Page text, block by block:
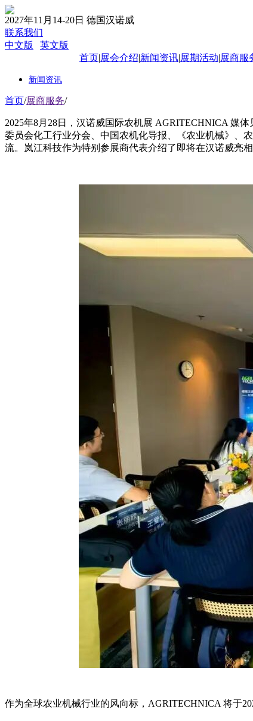
2027年11月14-20日 德国汉诺威
联系我们
中文版
英文版
首页|展会介绍|新闻资讯|展期活动|展商服
新闻资讯
首页/展商服务/
2025年8月28日，汉诺威国际农机展 AGRITECHNICA 媒
委员会化工行业分会、中国农机化导报、《农业机械》、
流。岚江科技作为特别参展商代表介绍了即将在汉诺威亮
作为全球农业机械行业的风向标，AGRITECHNICA 将于